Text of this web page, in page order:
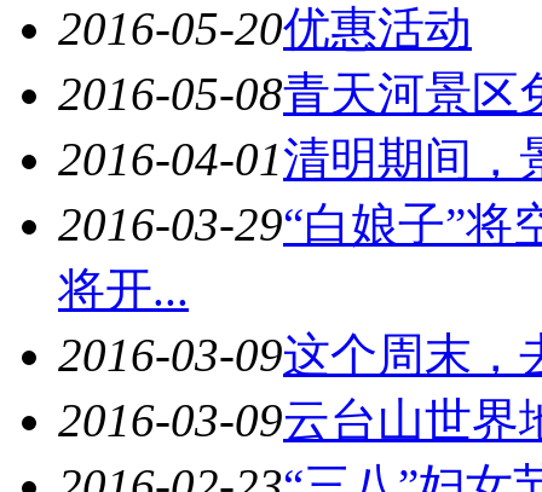
2016-05-20优惠活动
2016-05-08青天河景区
2016-04-01清明期间，
2016-03-29“白娘子”将
将开...
2016-03-09这个周末，
2016-03-09云台山世界